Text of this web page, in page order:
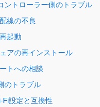
ントローラー側のトラブル
線の不良
起動
アの再インストール
トへの相談
のトラブル
Fi設定と互換性